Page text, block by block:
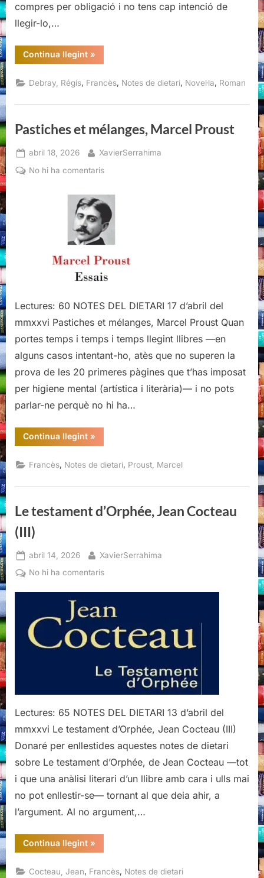
compres per obligació i no tens cap intenció de
llegir-lo,…
Continua llegint“La
Niege
Regis
Debray
»
Debray, Régis, Francès, Notes de dietari, Novel·la, Roman
Pastiches et mélanges, Marcel Proust
Posted
on
abril 18, 2026 By
XavierSerrahima
No hi ha comentarisa
et
mélanges,
Marcel
Lectures: 60 NOTES DEL DIETARI 17 d’abril del
mmxxvi Pastiches et mélanges, Marcel Proust Quan
portes temps i temps i temps llegint llibres —en
alguns casos intentant-ho, atès que no superen la
prova de les 20 primeres pàgines que t’has imposat
per higiene mental (artística i literària)— i no pots
parlar-ne perquè no hi ha…
Continua llegint“Pastiches
et
Marcel
Proust”
»
Francès Notes de dietari Proust, Marcel
Le testament d’Orphée, Jean Cocteau
(III)
Posted
on
abril 14, 2026 By
XavierSerrahima
No hi ha comentarisa
d’Orphée,
Jean
Cocteau
Lectures: 65 NOTES DEL DIETARI 13 d’abril del
mmxxvi Le testament d’Orphée, Jean Cocteau (III)
Donaré per enllestides aquestes notes de dietari
sobre Le testament d’Orphée, de Jean Cocteau —tot
i que una anàlisi literari d’un llibre amb cara i ulls mai
no pot enllestir-se— tornant al que deia ahir, a
l’argument. Al no argument,…
Continua llegint“Le
testament
Jean
Cocteau
»
Cocteau, Jean Francès Notes de dietari